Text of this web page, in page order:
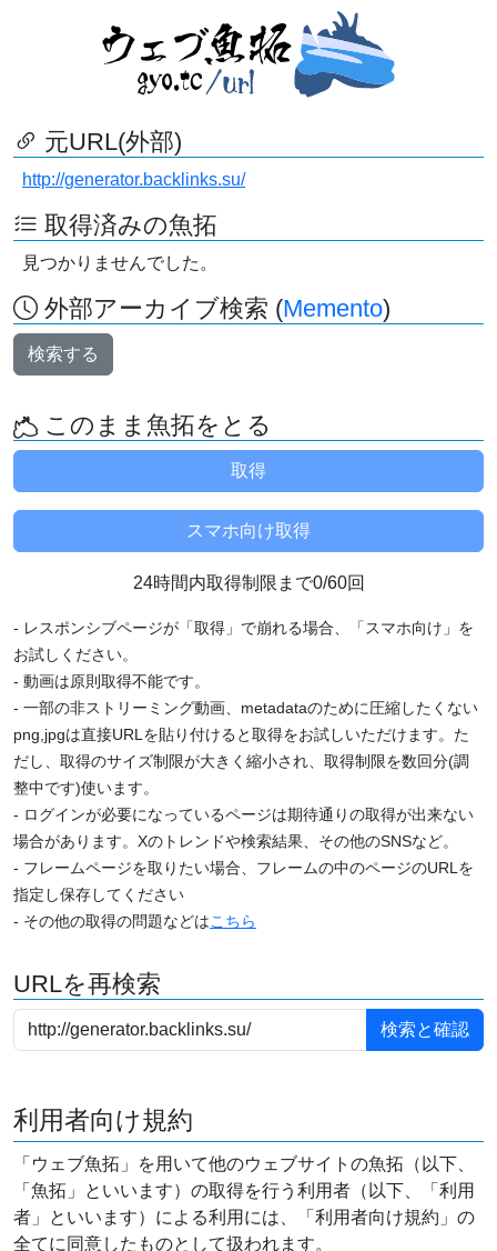
元URL(外部)
http://generator.backlinks.su/
取得済みの魚拓
見つかりませんでした。
外部アーカイブ検索 (Memento)
検索する
このまま魚拓をとる
24時間内取得制限まで0/60回
- レスポンシブページが「取得」で崩れる場合、「スマホ向け」を
お試しください。
- 動画は原則取得不能です。
- 一部の非ストリーミング動画、metadataのために圧縮したくない
png,jpgは直接URLを貼り付けると取得をお試しいただけます。た
だし、取得のサイズ制限が大きく縮小され、取得制限を数回分(調
整中です)使います。
- ログインが必要になっているページは期待通りの取得が出来ない
場合があります。Xのトレンドや検索結果、その他のSNSなど。
- フレームページを取りたい場合、フレームの中のページのURLを
指定し保存してください
- その他の取得の問題などはこちら
URLを再検索
利用者向け規約
「ウェブ魚拓」を用いて他のウェブサイトの魚拓（以下、
「魚拓」といいます）の取得を行う利用者（以下、「利用
者」といいます）による利用には、「利用者向け規約」の
全てに同意したものとして扱われます。